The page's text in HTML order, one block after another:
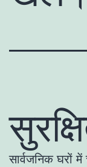
सार्वजनिक घरों